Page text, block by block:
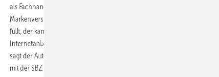
als Fachhandwerker eine echte lokale Marke ist und
Markenversprechen wie Qualität und Kundenorientierung mit Leben
füllt, der kann gegen halsbrecherische Rabattforderungen und
Internetanbieter sowie andere branchenfremde Händler bestehen,
sagt der Autor und Markencoach Jürgen Ruckdeschel im Interview
mit derSBZ.